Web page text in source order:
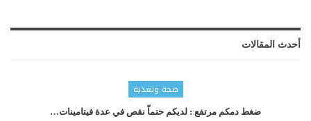
أحدث المقالات
صحة وتغذية
ضغط دمكم مرتفع : لديكم حتماّ نقص في عدة فيتامينات…